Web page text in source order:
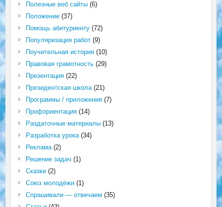
Полезные веб сайты(6)
Положение(37)
Помощь абитуриенту(72)
Популяризация работ(9)
Поучительная история(10)
Правовая грамотность(29)
Презентация(22)
Президентская школа(21)
Программы / приложения(7)
Профориентация(14)
Раздаточные материалы(13)
Разработка урока(34)
Реклама(2)
Решение задач (1)
Сказки(2)
Союз молодёжи(1)
Спрашивали — отвечаем (35)